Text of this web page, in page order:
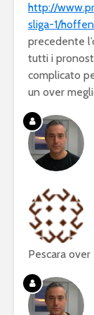
http://
sliga-1/
precedente
tutti i
complicato
un over
Pescara over